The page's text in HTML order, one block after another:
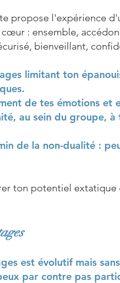
propose l'expérience
: ensemble,
bienveillant,
limitant ton
de tes émotions
au sein du groupe,
de la non-dualité :
ton potentiel
est évolutif mais
par contre pas